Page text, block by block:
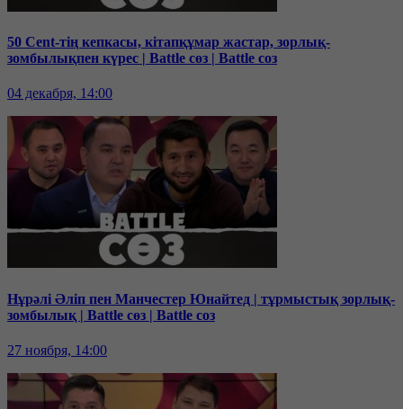
50 Cent-тің кепкасы, кітапқұмар жастар, зорлық-
зомбылықпен күрес | Battle сөз | Battle соз
04 декабря, 14:00
Нұрәлі Әліп пен Манчестер Юнайтед | тұрмыстық зорлық-
зомбылық | Battle сөз | Battle соз
27 ноября, 14:00